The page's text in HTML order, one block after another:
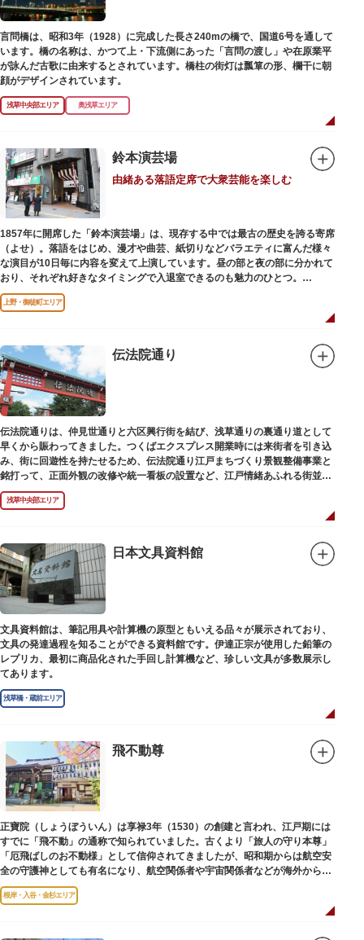
言問橋は、昭和3年（1928）に完成した長さ240mの橋で、国道6号を通して
います。橋の名称は、かつて上・下流側にあった「言問の渡し」や在原業平
が詠んだ古歌に由来するとされています。橋柱の街灯は瓢箪の形、欄干に朝
顔がデザインされています。
浅草中央部エリア 奥浅草エリア
鈴本演芸場
由緒ある落語定席で大衆芸能を楽しむ
1857年に開席した「鈴本演芸場」は、現存する中では最古の歴史を誇る寄席
（よせ）。落語をはじめ、漫才や曲芸、紙切りなどバラエティに富んだ様々
な演目が10日毎に内容を変えて上演しています。昼の部と夜の部に分かれて
おり、それぞれ好きなタイミングで入退室できるのも魅力のひとつ。
上演中は飲食も可能です。おすすめは売店で購入できる、お箸で切れるやわ
らかさで有名な「上野 井泉本店」のかつサンド。お弁当やお菓子を食べたり
上野・御徒町エリア
伝法院通り
伝法院通りは、仲見世通りと六区興行街を結び、浅草通りの裏通り道として
早くから賑わってきました。つくばエクスプレス開業時には来街者を引き込
み、街に回遊性を持たせるため、伝法院通り江戸まちづくり景観整備事業と
銘打って、正面外観の改修や統一看板の設置など、江戸情緒あふれる街並み
を再現する景観整備を進めてきました。
浅草中央部エリア
日本文具資料館
文具資料館は、筆記用具や計算機の原型ともいえる品々が展示されており、
文具の発達過程を知ることができる資料館です。伊達正宗が使用した鉛筆の
レプリカ、最初に商品化された手回し計算機など、珍しい文具が多数展示し
てあります。
浅草橋・蔵前エリア
飛不動尊
正寶院（しょうぼういん）は享禄3年（1530）の創建と言われ、江戸期には
すでに「飛不動」の通称で知られていました。古くより「旅人の守り本尊」
「厄飛ばしのお不動様」として信仰されてきましたが、昭和期からは航空安
全の守護神としても有名になり、航空関係者や宇宙関係者などが海外からも
多く参拝に訪れます。
根岸・入谷・金杉エリア